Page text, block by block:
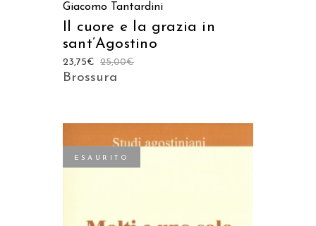
Giacomo Tantardini
Il cuore e la grazia in
sant’Agostino
25,00€
23,75€
Brossura
ESAURITO